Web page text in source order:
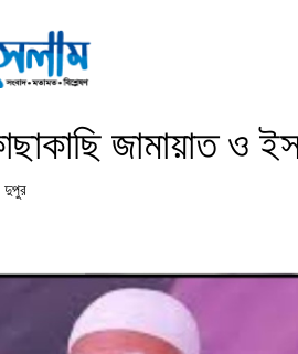
জামায়াত ও
দুপুর